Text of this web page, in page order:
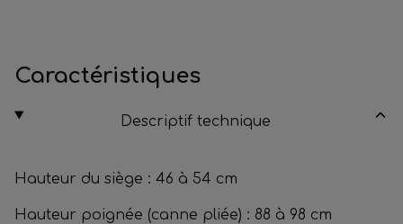
Caractéristiques
Descriptif technique
Hauteur du siège : 46 à 54 cm
Hauteur poignée (canne pliée) : 88 à 98 cm